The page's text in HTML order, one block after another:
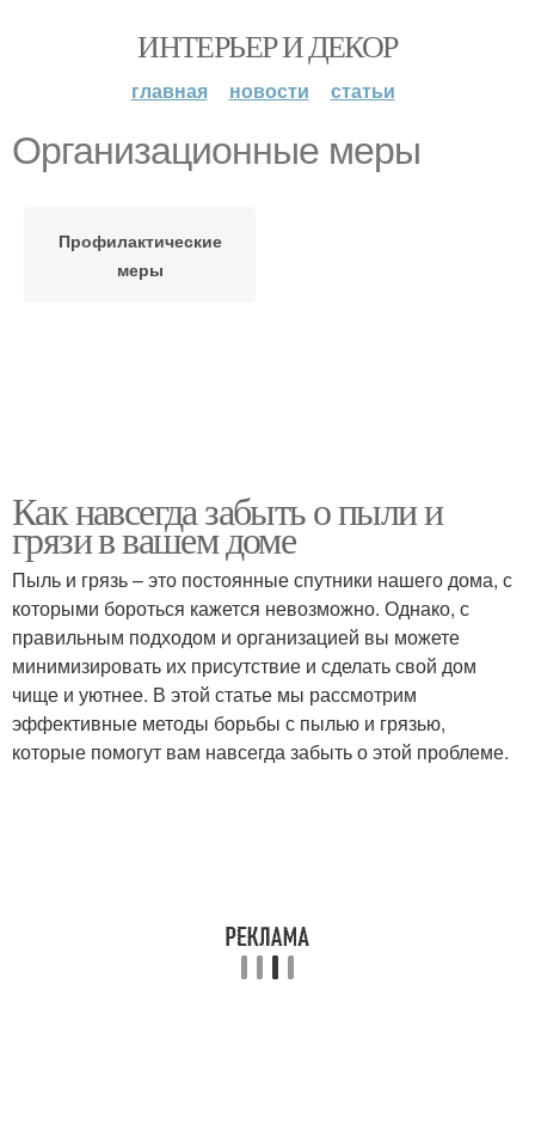
ИНТЕРЬЕР И ДЕКОР
главная новости статьи
Организационные меры
Профилактические
меры
Как навсегда забыть о пыли и
грязи в вашем доме
Пыль и грязь – это постоянные спутники нашего дома, с
которыми бороться кажется невозможно. Однако, с
правильным подходом и организацией вы можете
минимизировать их присутствие и сделать свой дом
чище и уютнее. В этой статье мы рассмотрим
эффективные методы борьбы с пылью и грязью,
которые помогут вам навсегда забыть о этой проблеме.